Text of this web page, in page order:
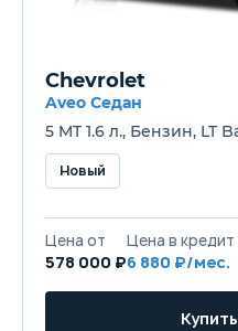
Chevrolet
Aveo Седан
5 MT 1.6 л., Бензин, LT
Новый
Цена от
578 000 ₽
Цена в кредит
6 880 ₽/мес.